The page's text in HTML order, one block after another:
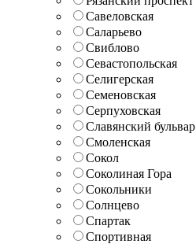
Савеловская
Саларьево
Свиблово
Севастопольская
Селигерская
Семеновская
Серпуховская
Славянский бульвар
Смоленская
Сокол
Соколиная Гора
Сокольники
Солнцево
Спартак
Спортивная